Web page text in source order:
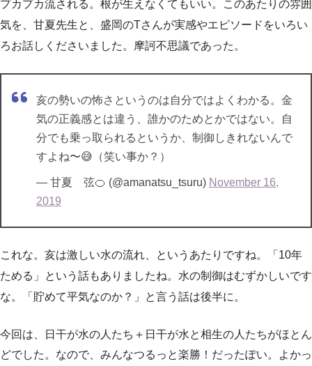
プカプカ流される。根が生えなくてもいい。このあたりの雰囲
気を、甘夏先生と、盛岡のTさんが実感やエピソードをいろい
ろお話しくださいました。摩訶不思議であった。
亥の勢いの怖さというのは自分ではよくわかる。金
気の正義感とは違う、誰かのためとかではない。自
分でも乗っ取られるというか、制御しきれないんで
すよね〜😅（笑い事か？）
— 甘夏 弦🍊 (@amanatsu_tsuru) November 16,
2019
これな。亥は激しい水の流れ、というあたりですね。「10年
ためる」という話もありましたね。水の制御はむずかしいです
な。「貯めて平気なのか？」と言う話は後半に。
今回は、日干が水の人たち＋日干が水と相生の人たちがほとん
どでした。なので、みんなつるっと楽勝！だったぽい。よかっ